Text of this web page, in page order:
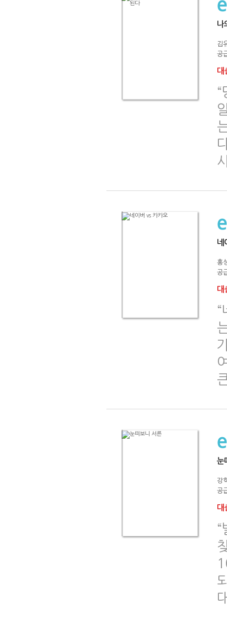
나
김
공
대
네
홍
공
대
눈
강
공
대